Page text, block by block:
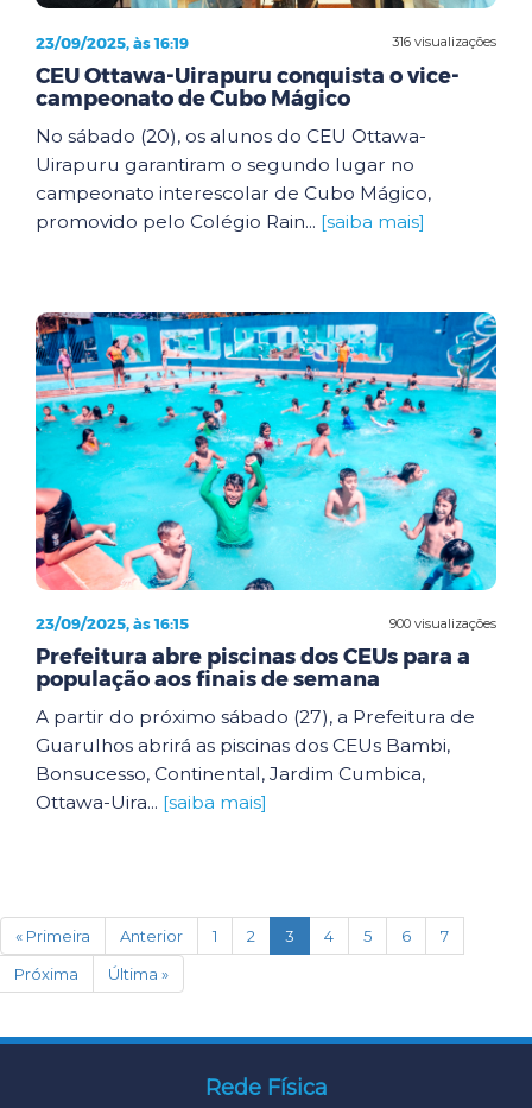
316 visualizações
23/09/2025, às 16:19
CEU Ottawa-Uirapuru conquista o vice-
campeonato de Cubo Mágico
No sábado (20), os alunos do CEU Ottawa-
Uirapuru garantiram o segundo lugar no
campeonato interescolar de Cubo Mágico,
promovido pelo Colégio Rain... [saiba mais]
900 visualizações
23/09/2025, às 16:15
Prefeitura abre piscinas dos CEUs para a
população aos finais de semana
A partir do próximo sábado (27), a Prefeitura de
Guarulhos abrirá as piscinas dos CEUs Bambi,
Bonsucesso, Continental, Jardim Cumbica,
Ottawa-Uira... [saiba mais]
« Primeira Anterior 1 2 3 (current)
4 5 6
7
Próxima
Última »
Rede Física